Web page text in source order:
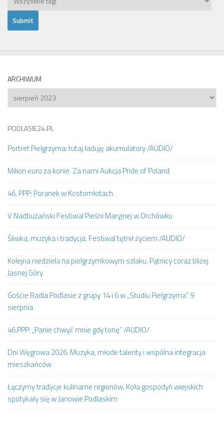
ARCHIWUM
Archiwum
PODLASIE24.PL
Portret Pielgrzyma: tutaj ładuję akumulatory /AUDIO/
Milion euro za konie. Za nami Aukcja Pride of Poland
46. PPP: Poranek w Kostomłotach
V Nadbużański Festiwal Pieśni Maryjnej w Orchówku
Śliwka, muzyka i tradycja. Festiwal tętnił życiem /AUDIO/
Kolejna niedziela na pielgrzymkowym szlaku. Pątnicy coraz bliżej
Jasnej Góry
Goście Radia Podlasie z grupy 14 i 6 w „Studiu Pielgrzyma” 9
sierpnia
46.PPP: „Panie chwyć mnie gdy tonę” /AUDIO/
Dni Węgrowa 2026. Muzyka, młode talenty i wspólna integracja
mieszkańców
Łączymy tradycje kulinarne regionów. Koła gospodyń wiejskich
spotykały się w Janowie Podlaskim